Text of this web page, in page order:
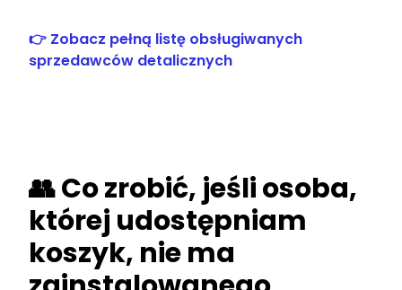
👉 Zobacz pełną listę obsługiwanych
sprzedawców detalicznych
👥 Co zrobić, jeśli osoba,
której udostępniam
koszyk, nie ma